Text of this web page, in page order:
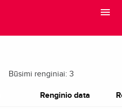
Būsimi renginiai: 3
Renginio data